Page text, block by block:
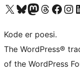
Besøk vår konto på X Visit our Bluesky account
Besøk vår Mastodon-konto
Visit our Threads
Besøk vår Facebook-side
Besøk vår
Kode er poesi.
The WordPress®
of the WordPress